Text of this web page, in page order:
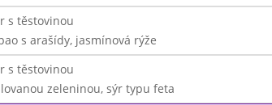
s těstovinou
s arašídy, jasmínová rýže
s těstovinou
zeleninou, sýr typu feta